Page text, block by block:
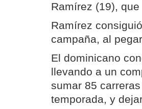
Ramírez (19),
Ramírez
campaña, al
El dominicano
llevando a un
sumar 85
temporada, y